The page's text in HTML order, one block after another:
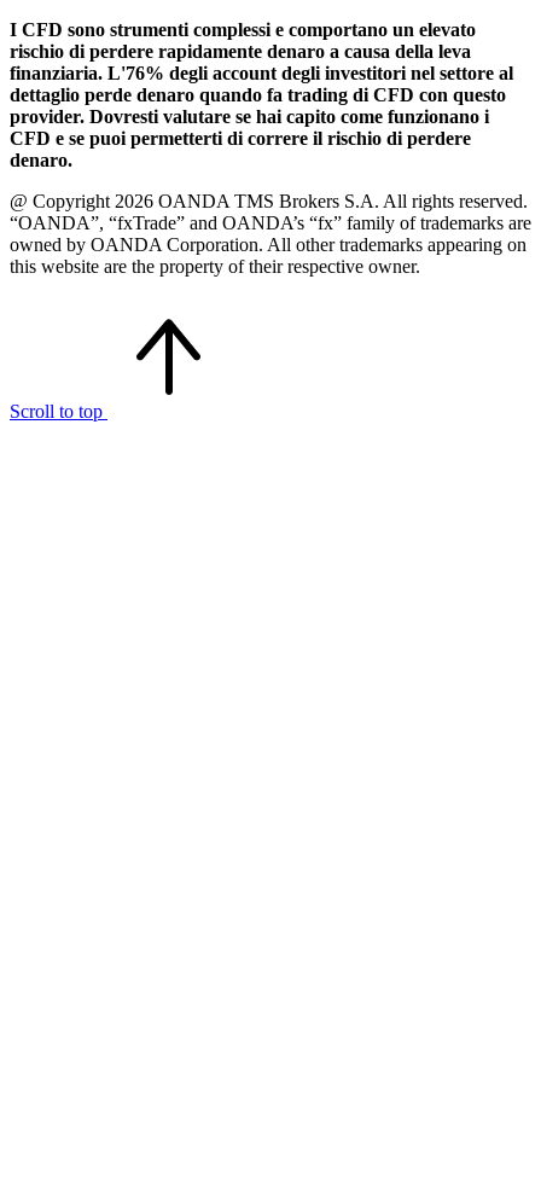
I CFD sono strumenti complessi e comportano un elevato
rischio di perdere rapidamente denaro a causa della leva
finanziaria. L'76% degli account degli investitori nel settore al
dettaglio perde denaro quando fa trading di CFD con questo
provider. Dovresti valutare se hai capito come funzionano i
CFD e se puoi permetterti di correre il rischio di perdere
denaro.
@ Copyright 2026 OANDA TMS Brokers S.A. All rights reserved.
“OANDA”, “fxTrade” and OANDA’s “fx” family of trademarks are
owned by OANDA Corporation. All other trademarks appearing on
this website are the property of their respective owner.
Scroll to top